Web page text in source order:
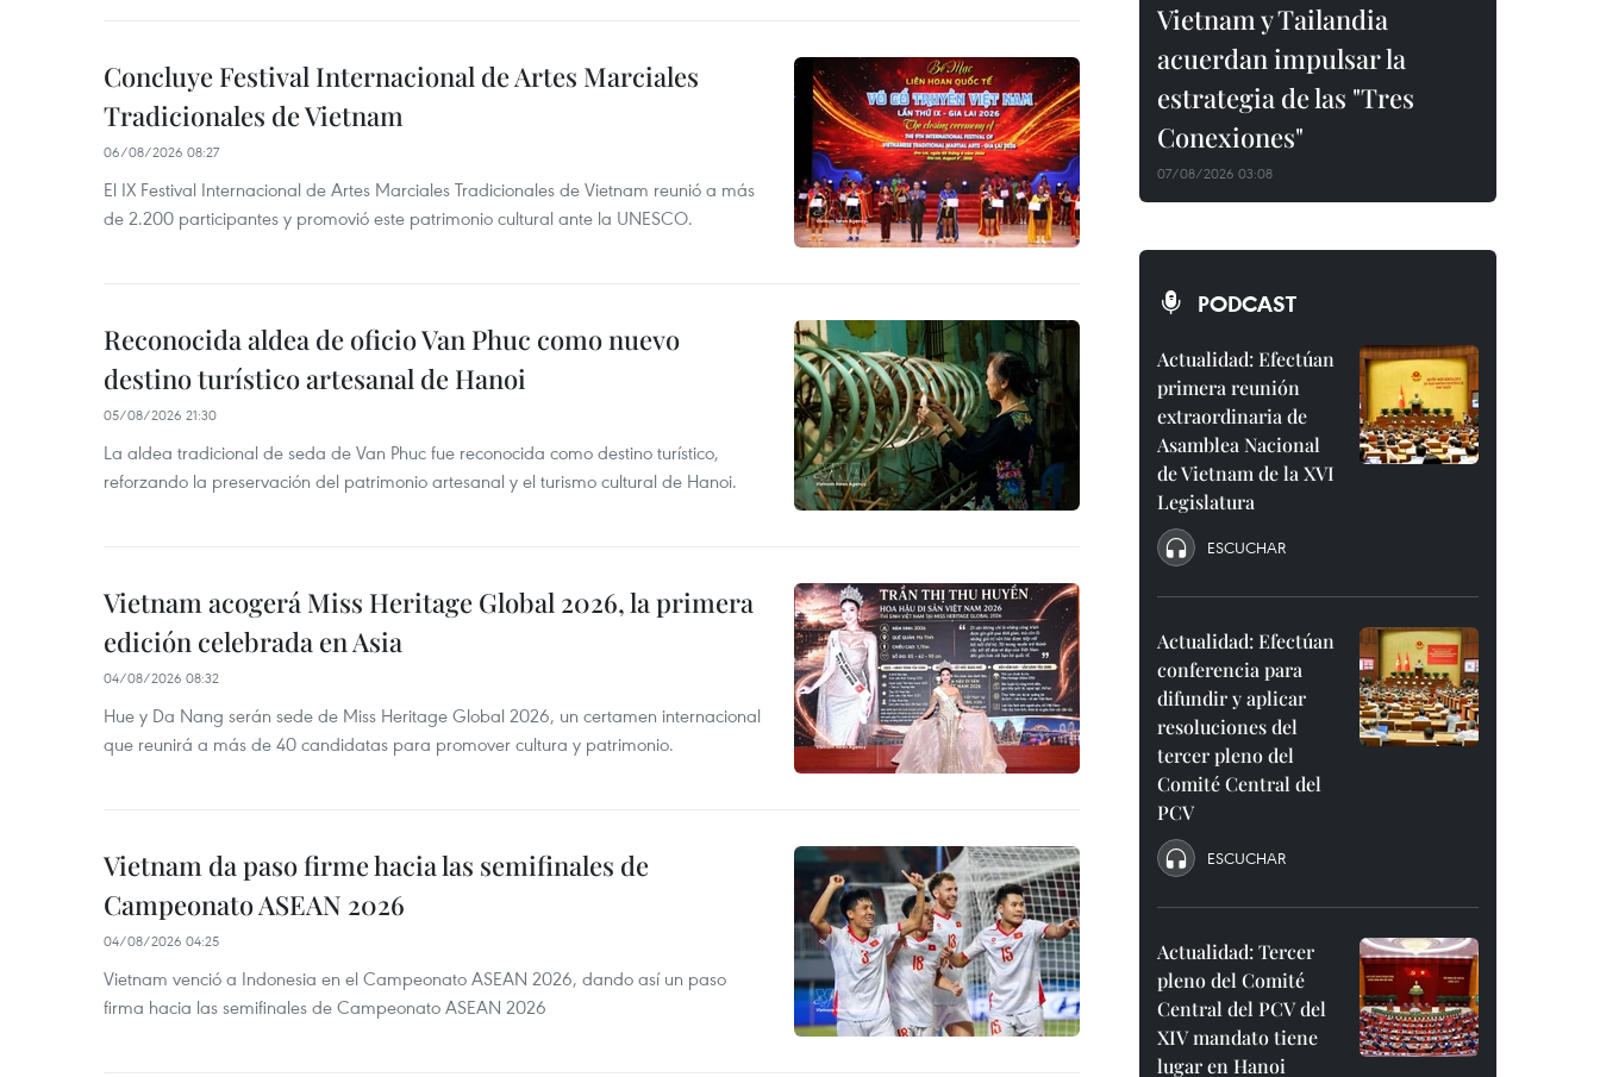
Concluye Festival Internacional de Artes Marciales
Tradicionales de Vietnam
06/08/2026 08:27
El IX Festival Internacional de Artes Marciales Tradicionales de Vietnam reunió a más
de 2.200 participantes y promovió este patrimonio cultural ante la UNESCO.
Reconocida aldea de oficio Van Phuc como nuevo
destino turístico artesanal de Hanoi
05/08/2026 21:30
La aldea tradicional de seda de Van Phuc fue reconocida como destino turístico,
reforzando la preservación del patrimonio artesanal y el turismo cultural de Hanoi.
Vietnam acogerá Miss Heritage Global 2026, la primera
edición celebrada en Asia
04/08/2026 08:32
Hue y Da Nang serán sede de Miss Heritage Global 2026, un certamen internacional
que reunirá a más de 40 candidatas para promover cultura y patrimonio.
Vietnam da paso firme hacia las semifinales de
Campeonato ASEAN 2026
04/08/2026 04:25
Vietnam venció a Indonesia en el Campeonato ASEAN 2026, dando así un paso
firma hacia las semifinales de Campeonato ASEAN 2026
Vietnam y Tailandia
acuerdan impulsar la
estrategia de las "Tres
Conexiones"
07/08/2026 03:08
PODCAST
Actualidad: Efectúan
primera reunión
extraordinaria de
Asamblea Nacional
de Vietnam de la XVI
Legislatura
ESCUCHAR
Actualidad: Efectúan
conferencia para
difundir y aplicar
resoluciones del
tercer pleno del
Comité Central del
PCV
ESCUCHAR
Actualidad: Tercer
pleno del Comité
Central del PCV del
XIV mandato tiene
lugar en Hanoi